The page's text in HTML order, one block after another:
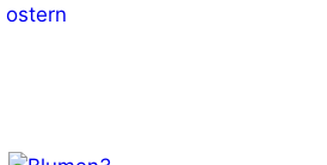
ostern